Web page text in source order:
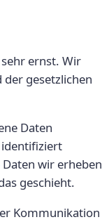
ernst. Wir
gesetzlichen
Daten
identifiziert
wir erheben
geschieht.
Kommunikation